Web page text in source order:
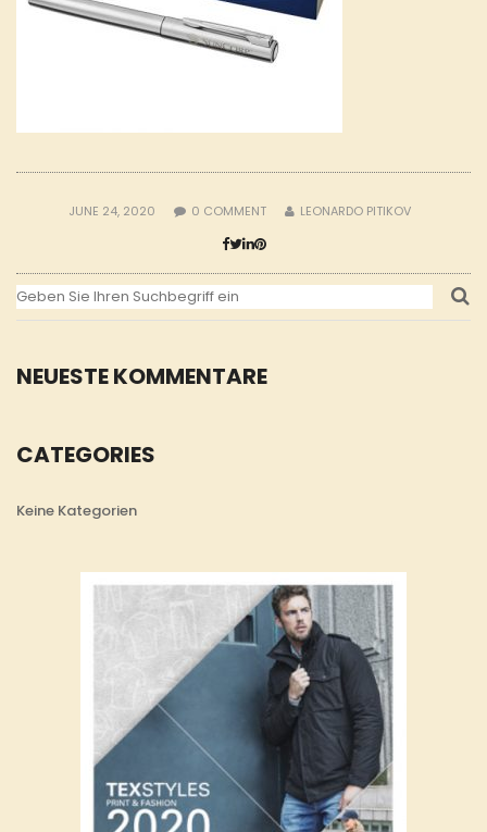
NEUESTE KOMMENTARE
CATEGORIES
Keine Kategorien
JUNE 24, 2020 0 COMMENT LEONARDO PITIKOV